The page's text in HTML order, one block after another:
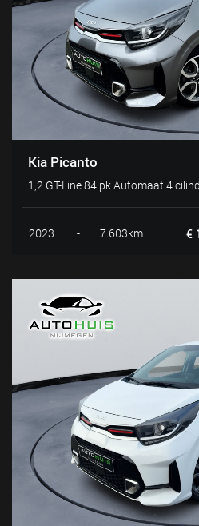
Kia Picanto
1,2 GT-Line 84 pk Automaat 4
2023 - 7.603km €